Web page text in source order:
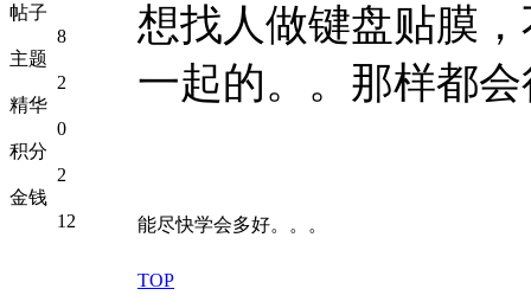
帖子
8
主题
2
精华
0
积分
2
金钱
12
想找人做键盘贴膜
一起的。。那样都
能尽快学会多好。。。
TOP